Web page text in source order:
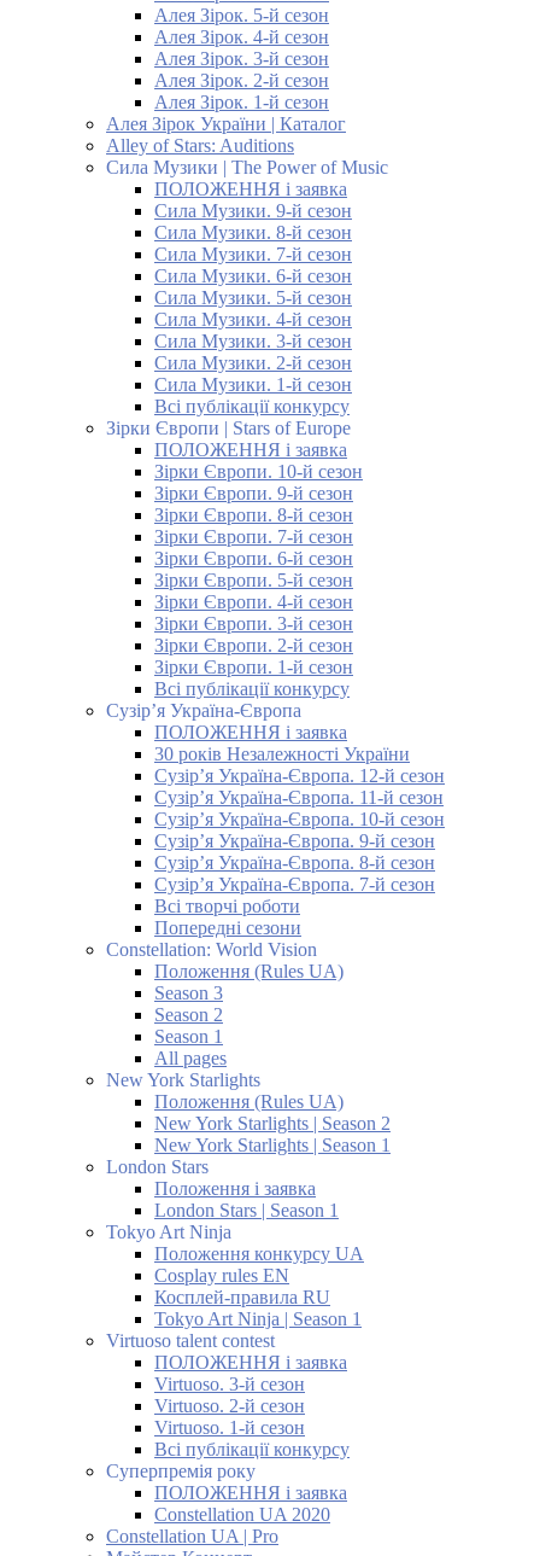
Алея Зірок. 5-й сезон
Алея Зірок. 4-й сезон
Алея Зірок. 3-й сезон
Алея Зірок. 2-й сезон
Алея Зірок. 1-й сезон
Алея Зірок України | Каталог
Alley of Stars: Auditions
Сила Музики | The Power of Music
ПОЛОЖЕННЯ і заявка
Сила Музики. 9-й сезон
Сила Музики. 8-й сезон
Сила Музики. 7-й сезон
Сила Музики. 6-й сезон
Сила Музики. 5-й сезон
Сила Музики. 4-й сезон
Сила Музики. 3-й сезон
Сила Музики. 2-й сезон
Сила Музики. 1-й сезон
Всі публікації конкурсу
Зірки Європи | Stars of Europe
ПОЛОЖЕННЯ і заявка
Зірки Європи. 10-й сезон
Зірки Європи. 9-й сезон
Зірки Європи. 8-й сезон
Зірки Європи. 7-й сезон
Зірки Європи. 6-й сезон
Зірки Європи. 5-й сезон
Зірки Європи. 4-й сезон
Зірки Європи. 3-й сезон
Зірки Європи. 2-й сезон
Зірки Європи. 1-й сезон
Всі публікації конкурсу
Сузір’я Україна-Європа
ПОЛОЖЕННЯ і заявка
30 років Незалежності України
Сузір’я Україна-Європа. 12-й сезон
Сузір’я Україна-Європа. 11-й сезон
Сузір’я Україна-Європа. 10-й сезон
Сузір’я Україна-Європа. 9-й сезон
Сузір’я Україна-Європа. 8-й сезон
Сузір’я Україна-Європа. 7-й сезон
Всі творчі роботи
Попередні сезони
Constellation: World Vision
Положення (Rules UA)
Season 3
Season 2
Season 1
All pages
New York Starlights
Положення (Rules UA)
New York Starlights | Season 2
New York Starlights | Season 1
London Stars
Положення і заявка
London Stars | Season 1
Tokyo Art Ninja
Положення конкурсу UA
Cosplay rules EN
Косплей-правила RU
Tokyo Art Ninja | Season 1
Virtuoso talent contest
ПОЛОЖЕННЯ і заявка
Virtuoso. 3-й сезон
Virtuoso. 2-й сезон
Virtuoso. 1-й сезон
Всі публікації конкурсу
Суперпремія року
ПОЛОЖЕННЯ і заявка
Constellation UA 2020
Constellation UA | Pro